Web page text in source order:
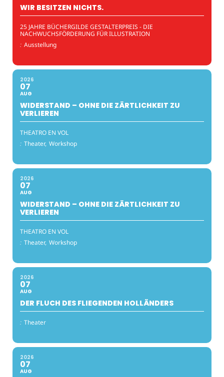
WIR BESITZEN NICHTS.
25 JAHRE BÜCHERGILDE GESTALTERPREIS - DIE
NACHWUCHSFÖRDERUNG FÜR ILLUSTRATION
: Ausstellung
2026
07
AUG
WIDERSTAND – OHNE DIE ZÄRTLICHKEIT ZU
VERLIEREN
THEATRO EN VOL
: Theater, Workshop
2026
07
AUG
WIDERSTAND – OHNE DIE ZÄRTLICHKEIT ZU
VERLIEREN
THEATRO EN VOL
: Theater, Workshop
2026
07
AUG
DER FLUCH DES FLIEGENDEN HOLLÄNDERS
: Theater
2026
07
AUG